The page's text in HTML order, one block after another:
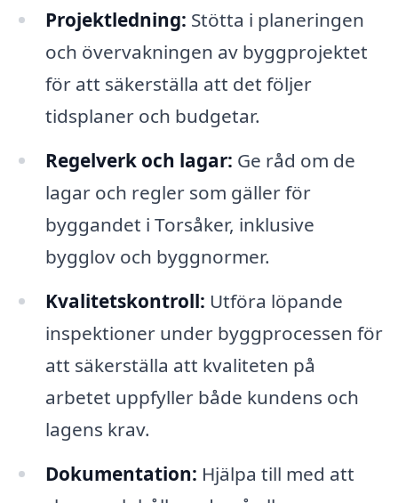
Projektledning: Stötta i planeringen
och övervakningen av byggprojektet
för att säkerställa att det följer
tidsplaner och budgetar.
Regelverk och lagar: Ge råd om de
lagar och regler som gäller för
byggandet i Torsåker, inklusive
bygglov och byggnormer.
Kvalitetskontroll: Utföra löpande
inspektioner under byggprocessen för
att säkerställa att kvaliteten på
arbetet uppfyller både kundens och
lagens krav.
Dokumentation: Hjälpa till med att